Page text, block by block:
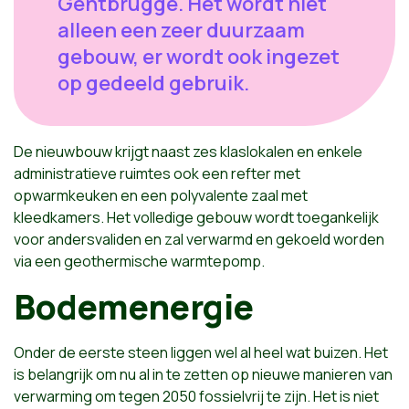
alleen een zeer duurzaam
gebouw, er wordt ook ingezet
op gedeeld gebruik.
De nieuwbouw krijgt naast zes klaslokalen en enkele
administratieve ruimtes ook een refter met
opwarmkeuken en een polyvalente zaal met
kleedkamers. Het volledige gebouw wordt toegankelijk
voor andersvaliden en zal verwarmd en gekoeld worden
via een geothermische warmtepomp.
Bodemenergie
Onder de eerste steen liggen wel al heel wat buizen. Het
is belangrijk om nu al in te zetten op nieuwe manieren van
verwarming om tegen 2050 fossielvrij te zijn. Het is niet